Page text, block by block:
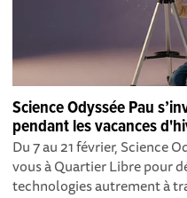
Science Odyssée Pau
pendant les vacances
Du 7 au 21 février, Science
vous à Quartier Libre pour
technologies autrement à